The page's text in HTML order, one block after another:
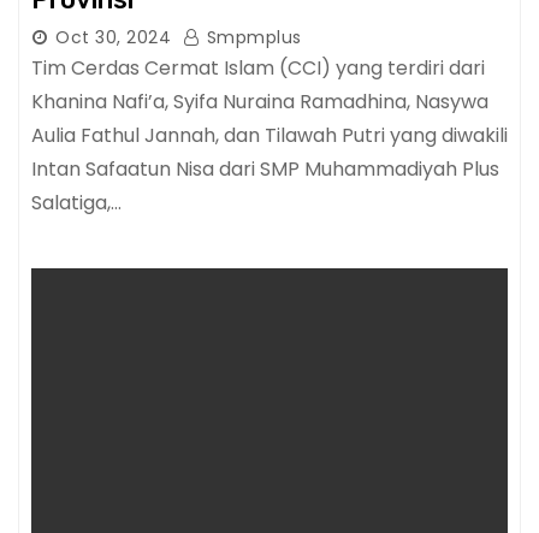
Oct 30, 2024 Smpmplus
Tim Cerdas Cermat Islam (CCI) yang terdiri dari
Khanina Nafi’a, Syifa Nuraina Ramadhina, Nasywa
Aulia Fathul Jannah, dan Tilawah Putri yang diwakili
Intan Safaatun Nisa dari SMP Muhammadiyah Plus
Salatiga,…